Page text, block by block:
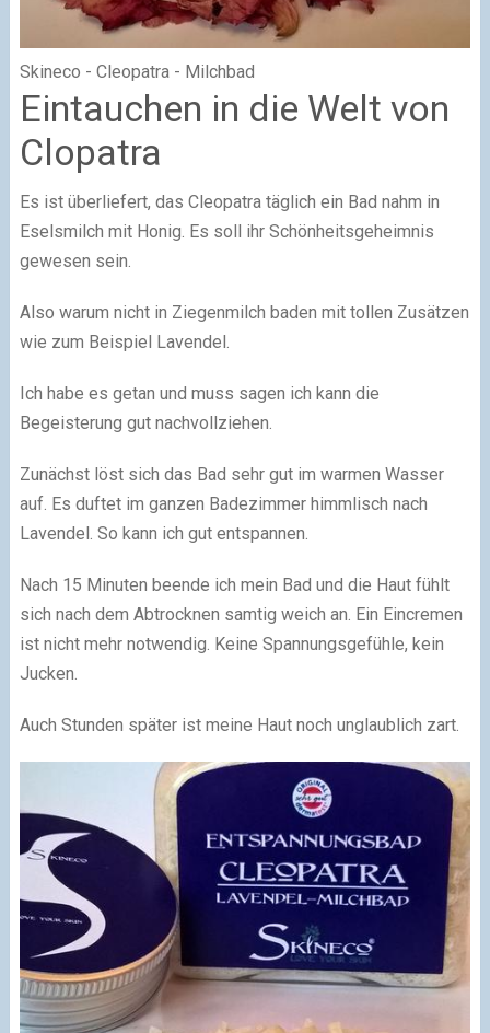
Skineco - Cleopatra - Milchbad
Eintauchen in die Welt von
Clopatra
Es ist überliefert, das Cleopatra täglich ein Bad nahm in
Eselsmilch mit Honig. Es soll ihr Schönheitsgeheimnis
gewesen sein.
Also warum nicht in Ziegenmilch baden mit tollen Zusätzen
wie zum Beispiel Lavendel.
Ich habe es getan und muss sagen ich kann die
Begeisterung gut nachvollziehen.
Zunächst löst sich das Bad sehr gut im warmen Wasser
auf. Es duftet im ganzen Badezimmer himmlisch nach
Lavendel. So kann ich gut entspannen.
Nach 15 Minuten beende ich mein Bad und die Haut fühlt
sich nach dem Abtrocknen samtig weich an. Ein Eincremen
ist nicht mehr notwendig. Keine Spannungsgefühle, kein
Jucken.
Auch Stunden später ist meine Haut noch unglaublich zart.